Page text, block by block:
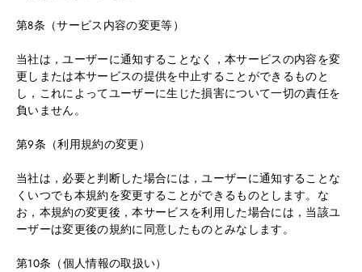
第8条（サービス内容の変更等）
当社は，ユーザーに通知することなく，本サービスの内容を変
更しまたは本サービスの提供を中止することができるものと
し，これによってユーザーに生じた損害について一切の責任を
負いません。
第9条（利用規約の変更）
当社は，必要と判断した場合には，ユーザーに通知することな
くいつでも本規約を変更することができるものとします。な
お，本規約の変更後，本サービスを利用した場合には，当該ユ
ーザーは変更後の規約に同意したものとみなします。
第10条（個人情報の取扱い）